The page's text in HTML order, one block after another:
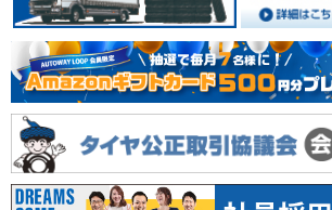
YOKOHAMA
ヨコハマ
日本を代表するタイヤメーカー
（ヨコハマ）。 1917年の創業
工業用品、スポーツ用品等、数
てきました。 1954年には、日
ヤを生産。 常に技術の先端に挑
出しながら成長し続けています
総合評価：78件